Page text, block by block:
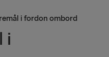
i fordon ombord
i